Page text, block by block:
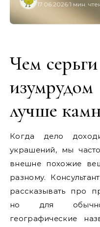
17.06.2026/1 мин.
Чем
лучше
Когда дело
украшений, мы
внешне похожие
разному.
рассказывать про
но для
географические